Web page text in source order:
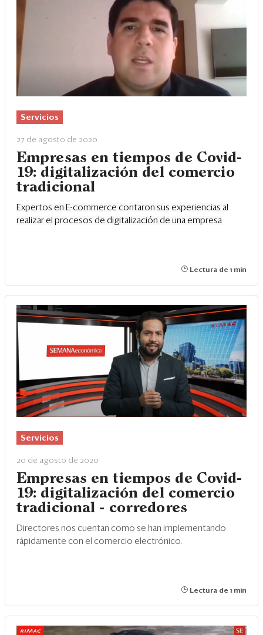
Servicios
27 de agosto de 2020
Empresas en tiempos de Covid-
19: digitalización del comercio
tradicional
Expertos en E-commerce contaron sus experiencias al
realizar el procesos de digitalización de una empresa
Lectura de 1 min
Servicios
20 de agosto de 2020
Empresas en tiempos de Covid-
19: digitalización del comercio
tradicional - corredores
Directores nos cuentan como se han implementando
rápidamente con el comercio electrónico.
Lectura de 1 min